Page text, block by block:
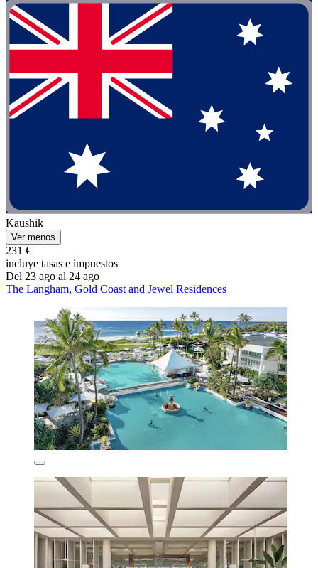
Kaushik
Ver menos
231 €
incluye tasas e impuestos
Del 23 ago al 24 ago
The Langham, Gold Coast and Jewel Residences